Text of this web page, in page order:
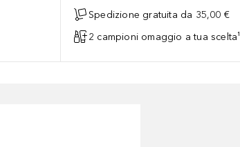
Spedizione gratuita da 35,00 €
2 campioni omaggio a tua scelta¹